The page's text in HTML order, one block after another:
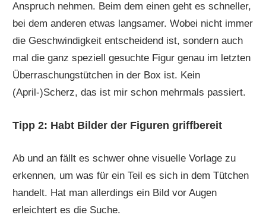
Anspruch nehmen. Beim dem einen geht es schneller,
bei dem anderen etwas langsamer. Wobei nicht immer
die Geschwindigkeit entscheidend ist, sondern auch
mal die ganz speziell gesuchte Figur genau im letzten
Überraschungstütchen in der Box ist. Kein
(April-)Scherz, das ist mir schon mehrmals passiert.
Tipp 2: Habt Bilder der Figuren griffbereit
Ab und an fällt es schwer ohne visuelle Vorlage zu
erkennen, um was für ein Teil es sich in dem Tütchen
handelt. Hat man allerdings ein Bild vor Augen
erleichtert es die Suche.